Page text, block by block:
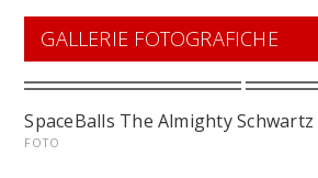
GALLERIE FOTOGRAFICHE
SpaceBalls The Almighty Schwartz
FOTO